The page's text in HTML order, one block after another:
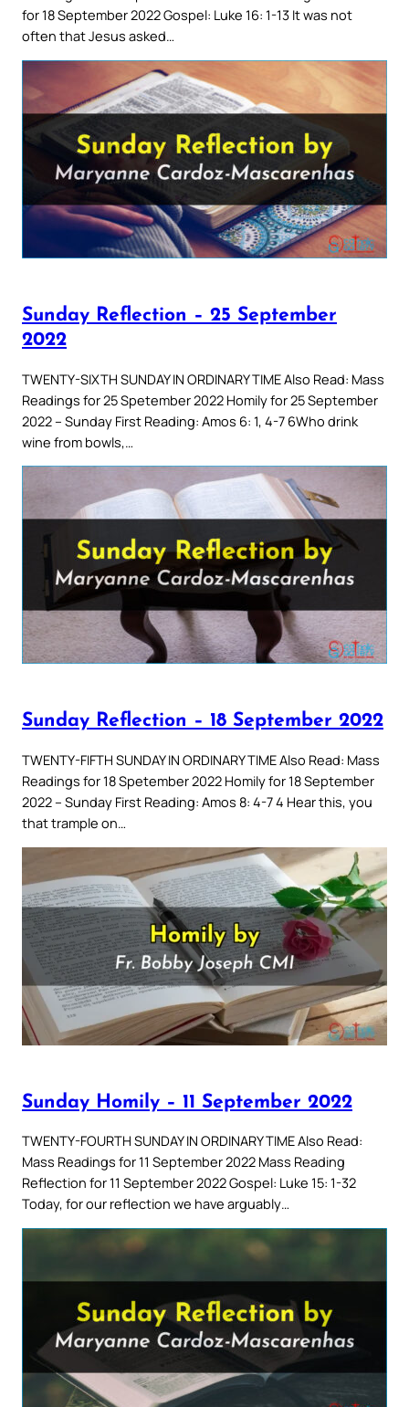
for 18 September 2022 Gospel: Luke 16: 1-13 It was not
often that Jesus asked…
Sunday Reflection – 25 September
2022
TWENTY-SIXTH SUNDAY IN ORDINARY TIME Also Read: Mass
Readings for 25 Spetember 2022 Homily for 25 September
2022 – Sunday First Reading: Amos 6: 1, 4-7 6Who drink
wine from bowls,…
Sunday Reflection – 18 September 2022
TWENTY-FIFTH SUNDAY IN ORDINARY TIME Also Read: Mass
Readings for 18 Spetember 2022 Homily for 18 September
2022 – Sunday First Reading: Amos 8: 4-7 4 Hear this, you
that trample on…
Sunday Homily – 11 September 2022
TWENTY-FOURTH SUNDAY IN ORDINARY TIME Also Read:
Mass Readings for 11 September 2022 Mass Reading
Reflection for 11 September 2022 Gospel: Luke 15: 1-32
Today, for our reflection we have arguably…